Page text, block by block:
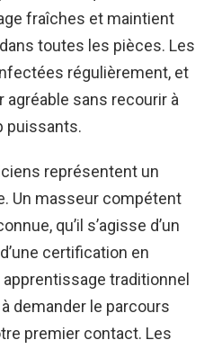
fraîches et maintient
toutes les pièces. Les
régulièrement, et
agréable sans recourir à
puissants.
représentent un
Un masseur compétent
qu’il s’agisse d’un
certification en
traditionnel
demander le parcours
premier contact. Les